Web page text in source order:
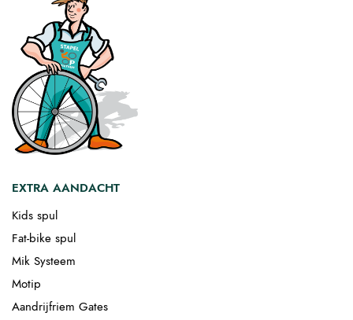
EXTRA AANDACHT
Kids spul
Fat-bike spul
Mik Systeem
Motip
Aandrijfriem Gates